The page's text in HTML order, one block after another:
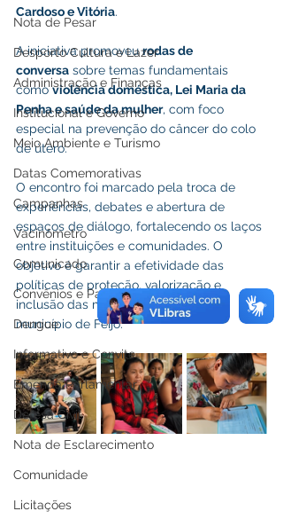
Nota de Pesar
Desporto Cultura e Lazer
Administração e Finanças
Institucional e Governo
Meio Ambiente e Turismo
Datas Comemorativas
Campanhas
Vacinômetro
Comunicado
Convênios e Parcerias
Dengue
Informativo e Convite
Emenda Parlamentar
Defesa Civil
Nota de Esclarecimento
Comunidade
Licitações
Cardoso e Vitória.
A iniciativa promoveu rodas de
conversa sobre temas fundamentais
como violência doméstica, Lei Maria da
Penha e saúde da mulher, com foco
especial na prevenção do câncer do colo
de útero.
O encontro foi marcado pela troca de
experiências, debates e abertura de
espaços de diálogo, fortalecendo os laços
entre instituições e comunidades. O
objetivo é garantir a efetividade das
políticas de proteção, valorização e
inclusão das mulheres indígenas do
município de Feijó.